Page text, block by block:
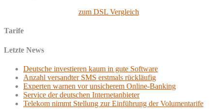
zum DSL Vergleich
Tarife
Letzte News
Deutsche investieren kaum in gute Software
Anzahl versandter SMS erstmals rückläufig
Experten warnen vor unsicherem Online-Banking
Service der deutschen Internetanbieter
Telekom nimmt Stellung zur Einführung der Volumentarife